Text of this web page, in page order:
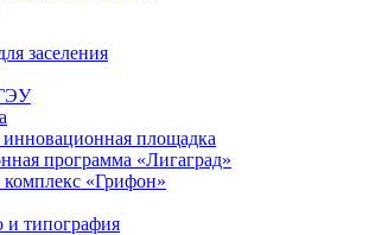
заселения
инновационная площадка
программа «Лигаград»­­
«Грифон»
и типография